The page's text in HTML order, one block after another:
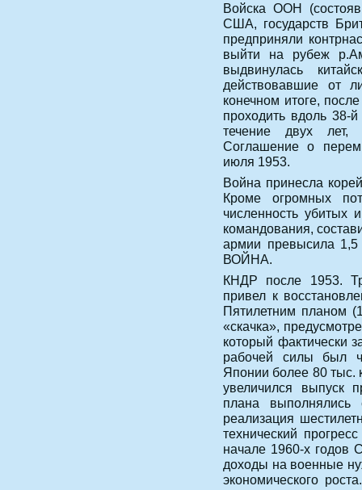
Войска ООН
США, государств
предприняли
выйти на рубеж
выдвинулась
действовавшие от
конечном итоге,
проходить вдоль 38-
течение двух
Соглашение о
июля 1953.
Война принесла
Кроме огромных
численность
командования,
армии превысила
ВОЙНА.
КНДР после 1953.
привел к
Пятилетним планом
«скачка»,
который фактически
рабочей силы был
Японии более 80 тыс.
увеличился выпуск
плана
реализация
технический
начале 1960-х годов
доходы на военные
экономического